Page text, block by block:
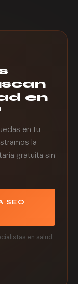
en
en tu
la
gratuita sin
SEO
en salud